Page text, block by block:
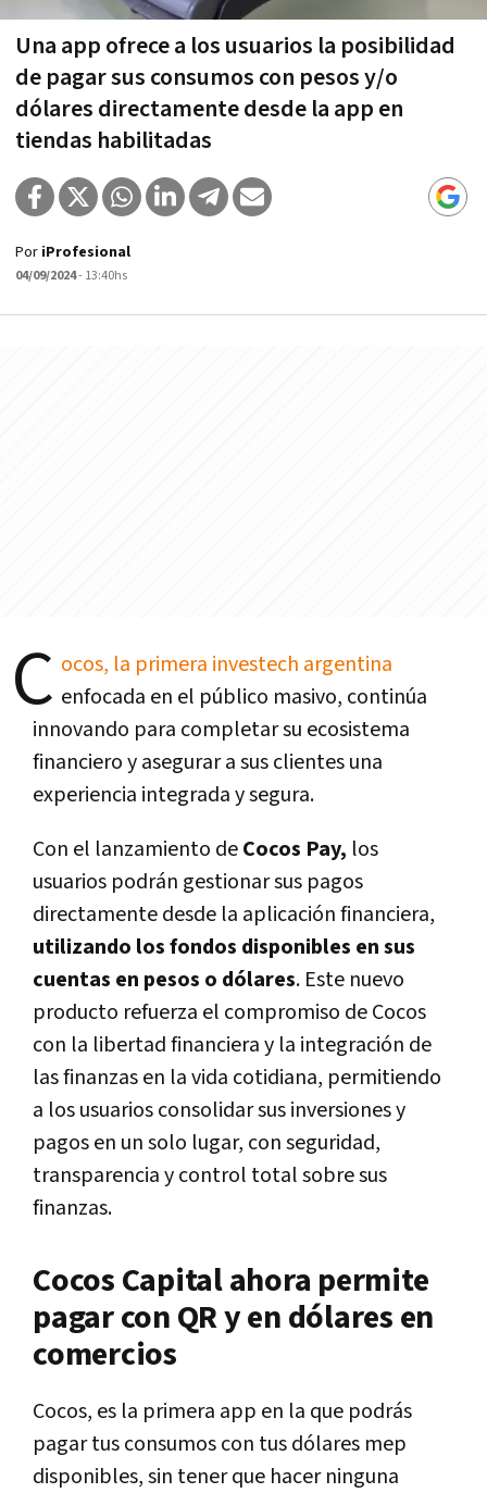
Una app ofrece a los usuarios la posibilidad
de pagar sus consumos con pesos y/o
dólares directamente desde la app en
tiendas habilitadas
Por iProfesional
04/09/2024- 13:40hs
C ocos, la primera investech argentina
enfocada en el público masivo, continúa
innovando para completar su ecosistema
financiero y asegurar a sus clientes una
experiencia integrada y segura.
Con el lanzamiento deCocos Pay, los
usuarios podrán gestionar sus pagos
directamente desde la aplicación financiera,
utilizando los fondos disponibles en sus
cuentas en pesos o dólares. Este nuevo
producto refuerza el compromiso de Cocos
con la libertad financiera y la integración de
las finanzas en la vida cotidiana, permitiendo
a los usuarios consolidar sus inversiones y
pagos en un solo lugar, con seguridad,
transparencia y control total sobre sus
finanzas.
Cocos Capital ahora permite
pagar con QR y en dólares en
comercios
Cocos, es la primera app en la que podrás
pagar tus consumos con tus dólares mep
disponibles, sin tener que hacer ninguna